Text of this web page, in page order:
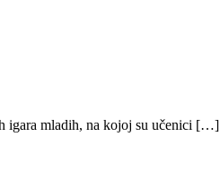
igara mladih, na kojoj su učenici […]